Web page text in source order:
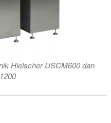
Hielscher USCM600 dan